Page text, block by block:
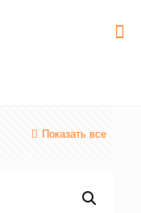
Показать все